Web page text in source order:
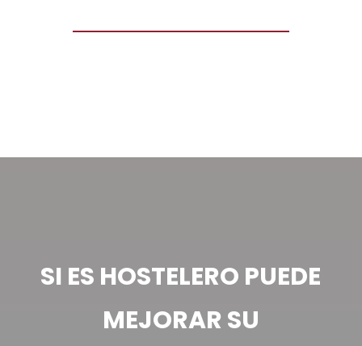
SI ES HOSTELERO PUEDE
MEJORAR SU